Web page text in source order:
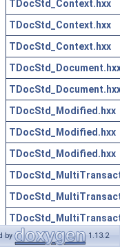
TDocStd_Context.hxx
TDocStd_Context.hxx
TDocStd_Context.hxx
TDocStd_Modified.hxx
TDocStd_Modified.hxx
TDocStd_Modified.hxx
by 1.13.2